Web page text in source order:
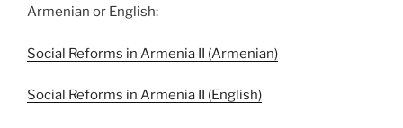
Armenian or English:
Social Reforms in Armenia II (Armenian)
Social Reforms in Armenia II (English)